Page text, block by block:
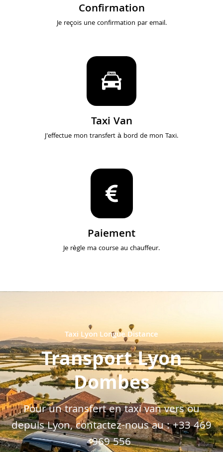
Confirmation
Je reçois une confirmation par email.
Taxi Van
J'effectue mon transfert à bord de mon Taxi.
Paiement
Je règle ma course au chauffeur.
Taxi Lyon Longue Distance
Transport Lyon
Dombes
Pour un transfert en taxi van vers ou
depuis Lyon, contactez-nous au :+33 469
969 556